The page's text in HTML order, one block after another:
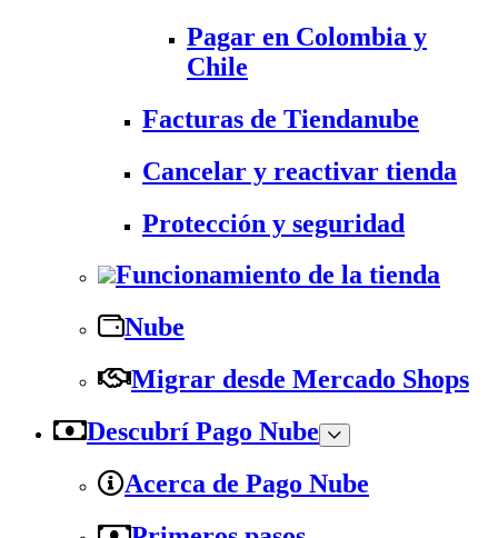
Pagar en Colombia y
Chile
Facturas de Tiendanube
Cancelar y reactivar tienda
Protección y seguridad
Funcionamiento de la tienda
Nube
Migrar desde Mercado Shops
Descubrí Pago Nube
Acerca de Pago Nube